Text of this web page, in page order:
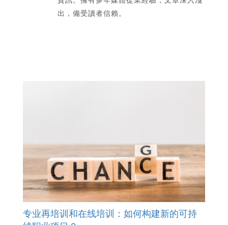
出，備受讀者信賴。
专业再培训和在线培训：如何构建新的可持